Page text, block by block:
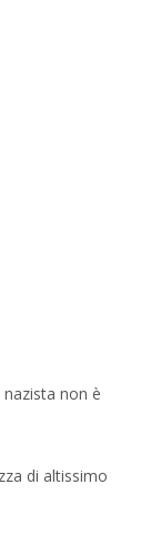
non è
di altissimo